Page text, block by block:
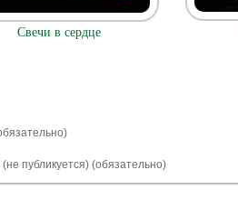
Свечи в сердце
(не публикуется) (обязательно)